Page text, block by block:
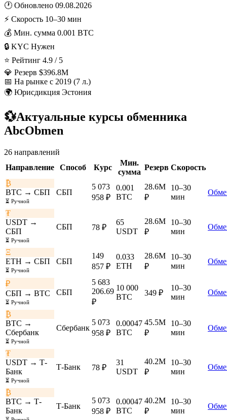
🕐 Обновлено 09.08.2026
⚡ Скорость 10–30 мин
💰 Мин. сумма 0.001 BTC
🔒 KYC Нужен
⭐ Рейтинг 4.9 / 5
💎 Резерв $396.8M
📅 На рынке с 2019 (7 л.)
🌍 Юрисдикция Эстония
💱Актуальные курсы обменника
AbcObmen
26 направлений
Направление
Способ Курс
Мин.
сумма
Резерв Скорость
₿
BTC → СБП
⏳ Ручной
СБП
5 073
958 ₽
0.001
BTC
28.6M
₽
10–30
мин
₮
USDT →
СБП
⏳ Ручной
СБП 78 ₽
65
USDT
28.6M
₽
10–30
мин
Ξ
ETH → СБП
⏳ Ручной
СБП
149
857 ₽
0.033
ETH
28.6M
₽
10–30
мин
₽
СБП → BTC
⏳ Ручной
СБП
5 683
206.69
₽
10 000
BTC
349 ₽
10–30
мин
₿
BTC →
Сбербанк
⏳ Ручной
Сбербанк
5 073
958 ₽
0.00047
BTC
45.5M
₽
10–30
мин
₮
USDT → Т-
Банк
⏳ Ручной
Т-Банк 78 ₽
31
USDT
40.2M
₽
10–30
мин
₿
BTC → Т-
Банк
Т-Банк
5 073
958 ₽
0.00047
BTC
40.2M
₽
10–30
мин